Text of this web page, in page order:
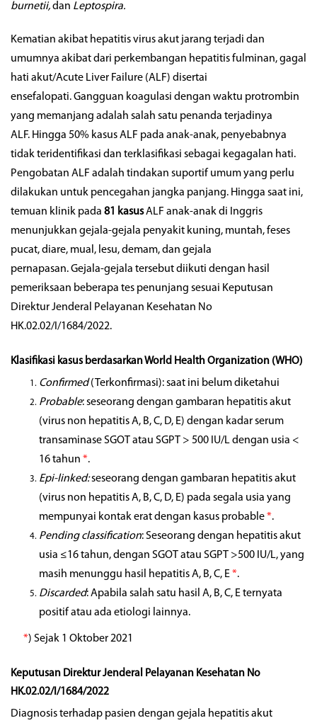
burnetii,dan Leptospira.
Kematian akibat hepatitis virus akut jarang terjadi dan
umumnya akibat dari perkembangan hepatitis fulminan, gagal
hati akut/Acute Liver Failure (ALF) disertai
ensefalopati. Gangguan koagulasi dengan waktu protrombin
yang memanjang adalah salah satu penanda terjadinya
ALF. Hingga 50% kasus ALF pada anak-anak, penyebabnya
tidak teridentifikasi dan terklasifikasi sebagai kegagalan hati.
Pengobatan ALF adalah tindakan suportif umum yang perlu
dilakukan untuk pencegahan jangka panjang. Hingga saat ini,
temuan klinik pada 81 kasusALF anak-anak di Inggris
menunjukkan gejala-gejala penyakit kuning, muntah, feses
pucat, diare, mual, lesu, demam, dan gejala
pernapasan. Gejala-gejala tersebut diikuti dengan hasil
pemeriksaan beberapa tes penunjang sesuai Keputusan
Direktur Jenderal Pelayanan Kesehatan No
HK.02.02/I/1684/2022.
Klasifikasi kasus berdasarkan World Health Organization (WHO)
Confirmed(Terkonfirmasi): saat ini belum diketahui
Probable: seseorang dengan gambaran hepatitis akut
(virus non hepatitis A, B, C, D, E) dengan kadar serum
transaminase SGOT atau SGPT > 500 IU/L dengan usia <
16 tahun *.
Epi-linked:seseorang dengan gambaran hepatitis akut
(virus non hepatitis A, B, C, D, E) pada segala usia yang
mempunyai kontak erat dengan kasus probable*.
Pending classification: Seseorang dengan hepatitis akut
usia ≤16 tahun, dengan SGOT atau SGPT >500 IU/L, yang
masih menunggu hasil hepatitis A, B, C, E*.
Discarded: Apabila salah satu hasil A, B, C, E ternyata
positif atau ada etiologi lainnya.
*) Sejak 1 Oktober 2021
Keputusan Direktur Jenderal Pelayanan Kesehatan No
HK.02.02/I/1684/2022
Diagnosis terhadap pasien dengan gejala hepatitis akut